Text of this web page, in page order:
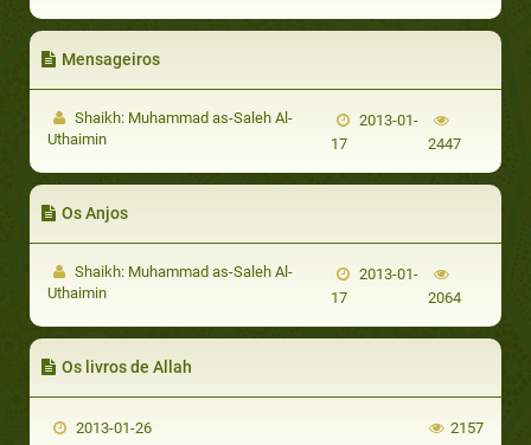
Mensageiros
Shaikh: Muhammad as-Saleh Al-
Uthaimin
2013-01-
17
2447
Os Anjos
Shaikh: Muhammad as-Saleh Al-
Uthaimin
2013-01-
17
2064
Os livros de Allah
2013-01-26 2157